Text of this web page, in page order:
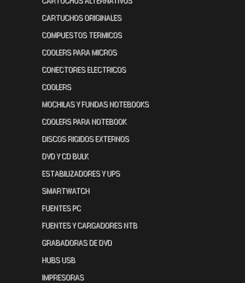
CARTUCHOS ORIGINALES
COMPUESTOS TERMICOS
COOLERS PARA MICROS
CONECTORES ELECTRICOS
COOLERS
MOCHILAS Y FUNDAS NOTEBOOKS
COOLERS PARA NOTEBOOK
DISCOS RIGIDOS EXTERNOS
DVD Y CD BULK
ESTABILIZADORES Y UPS
SMARTWATCH
FUENTES PC
FUENTES Y CARGADORES NTB
GRABADORAS DE DVD
HUBS USB
IMPRESORAS